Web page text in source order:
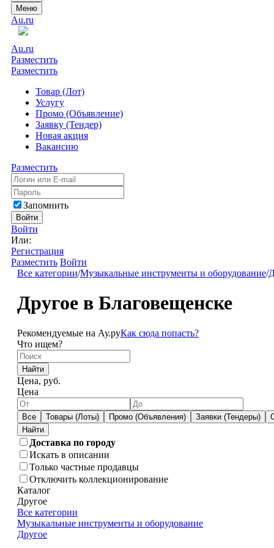
Меню
Au.ru
Au.ru
Разместить
Разместить
Товар (Лот)
Услугу
Промо (Объявление)
Заявку (Тендер)
Новая акция
Вакансию
Разместить
Запомнить
Войти
Войти
Или:
Регистрация
Разместить Войти
Все категории/Музыкальные инструменты и оборудование/
Другое в Благовещенске
Рекомендуемые на Ау.руКак сюда попасть?
Что ищем?
Найти
Цена, руб.
Цена
Все Товары (Лоты) Промо (Объявления) Заявки (Тендеры)
Доставка по городу
Искать в описании
Только частные продавцы
Отключить коллекционирование
Каталог
Другое
Все категории
Музыкальные инструменты и оборудование
Другое